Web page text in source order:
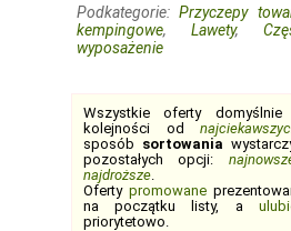
Podkategorie:Przyczepy
kempingowe, Lawety,
wyposażenie
Wszystkie oferty
kolejności od
sposób sortowania
pozostałych opcji:
najdroższe.
Oferty promowane
na początku listy, a
priorytetowo.